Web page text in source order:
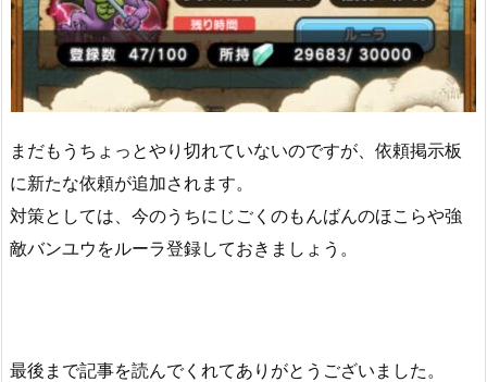
まだもうちょっとやり切れていないのですが、依頼掲示板
に新たな依頼が追加されます。
対策としては、今のうちにじごくのもんばんのほこらや強
敵バンユウをルーラ登録しておきましょう。
最後まで記事を読んでくれてありがとうございました。